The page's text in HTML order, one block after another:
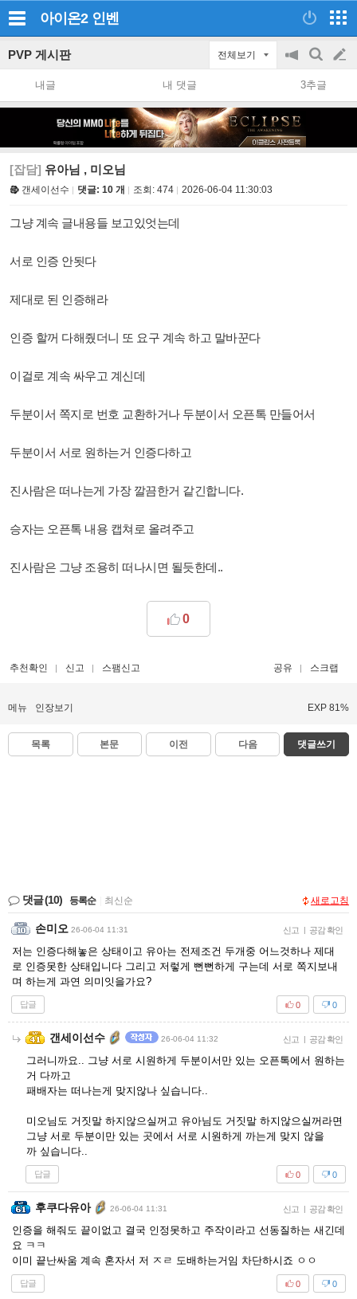
아이온2 인벤
PVP 게시판 전체보기
공
on/off
검
색
글
쓰
내글 내 댓글 3추글
[잡담] 유아님 , 미오님
갠세이선수 댓글: 10 개 조회: 474 2026-06-04 11:30:03
그냥 계속 글내용들 보고있엇는데
서로 인증 안됫다
제대로 된 인증해라
인증 할꺼 다해줬더니 또 요구 계속 하고 말바꾼다
이걸로 계속 싸우고 계신데
두분이서 쪽지로 번호 교환하거나 두분이서 오픈톡 만들어서
두분이서 서로 원하는거 인증다하고
진사람은 떠나는게 가장 깔끔한거 같긴합니다.
승자는 오픈톡 내용 캡쳐로 올려주고
진사람은 그냥 조용히 떠나시면 될듯한데..
0
추천확인 신고 스팸신고 공유 스크랩
메뉴 인장보기 EXP 81%
목록 본문 이전 다음 댓글쓰기
댓글(10) 등록순 최신순 새로고침
손미오 26-06-04 11:31 신고 | 공감 확인
저는 인증다해놓은 상태이고 유아는 전제조건 두개중 어느것하나 제대
로 인증못한 상태입니다 그리고 저렇게 뻔뻔하게 구는데 서로 쪽지보내
며 하는게 과연 의미잇을가요?
답글 0
0
갠세이선수 26-06-04 11:32 신고 | 공감 확인
그러니까요.. 그냥 서로 시원하게 두분이서만 있는 오픈톡에서 원하는
거 다까고
패배자는 떠나는게 맞지않나 싶습니다..
미오님도 거짓말 하지않으실꺼고 유아님도 거짓말 하지않으실꺼라면
그냥 서로 두분이만 있는 곳에서 서로 시원하게 까는게 맞지 않을
까 싶습니다..
답글 0
0
후쿠다유아 26-06-04 11:31 신고 | 공감 확인
인증을 해줘도 끝이없고 결국 인정못하고 주작이라고 선동질하는 새긴데
요 ㅋㅋ
이미 끝난싸움 계속 혼자서 저 ㅈㄹ 도배하는거임 차단하시죠 ㅇㅇ
답글 0
0